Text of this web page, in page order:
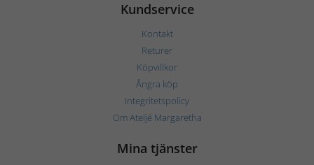
Kundservice
Kontakt
Returer
Köpvillkor
Ångra köp
Integritetspolicy
Om Ateljé Margaretha
Mina tjänster